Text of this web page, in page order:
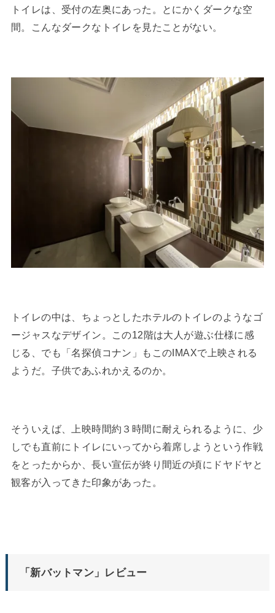
トイレは、受付の左奥にあった。とにかくダークな空
間。こんなダークなトイレを見たことがない。
トイレの中は、ちょっとしたホテルのトイレのようなゴ
ージャスなデザイン。この12階は大人が遊ぶ仕様に感
じる、でも「名探偵コナン」もこのIMAXで上映される
ようだ。子供であふれかえるのか。
そういえば、上映時間約３時間に耐えられるように、少
しでも直前にトイレにいってから着席しようという作戦
をとったからか、長い宣伝が終り間近の頃にドヤドヤと
観客が入ってきた印象があった。
「新バットマン」レビュー